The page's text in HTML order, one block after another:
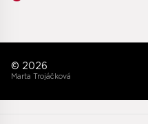
© 2026
Marta Trojáčková